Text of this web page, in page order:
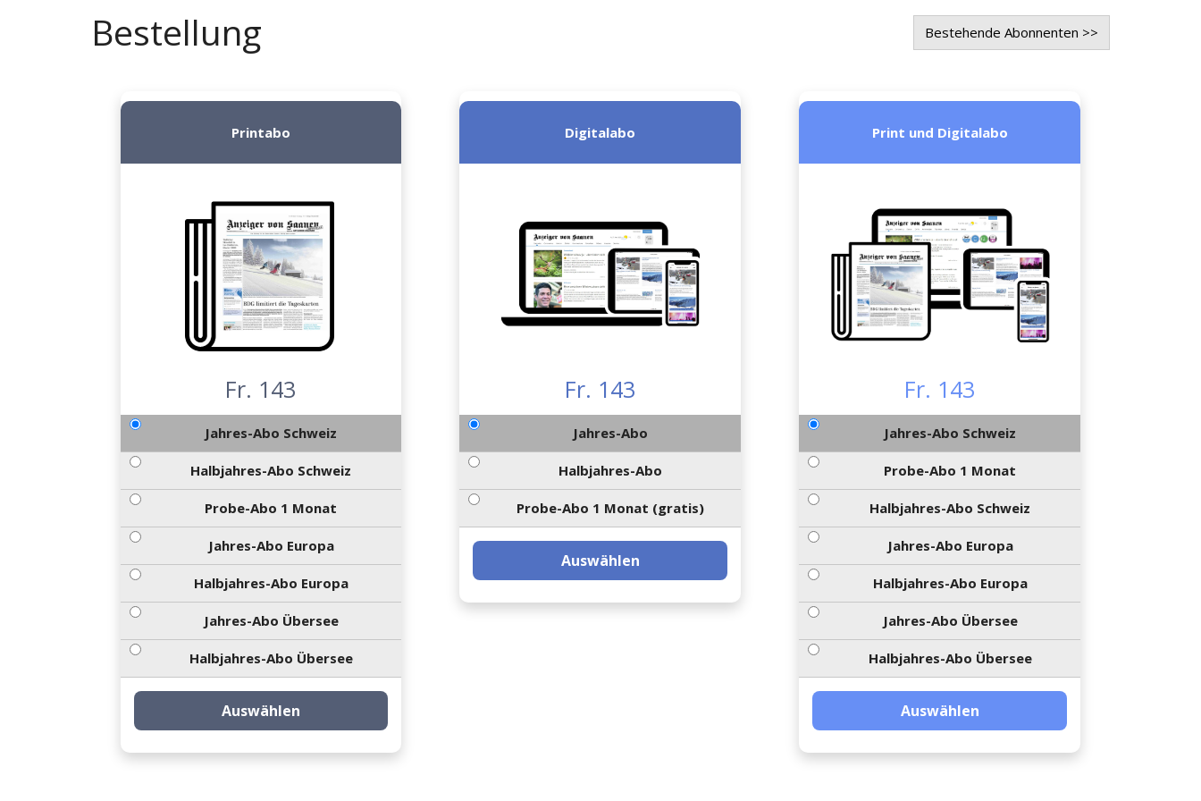
Bestellung Bestehende Abonnenten >>
Printabo
Fr. 143
Jahres-Abo Schweiz
Halbjahres-Abo Schweiz
Probe-Abo 1 Monat
Jahres-Abo Europa
Halbjahres-Abo Europa
Jahres-Abo Übersee
Halbjahres-Abo Übersee
Auswählen
Digitalabo
Fr. 143
Jahres-Abo
Halbjahres-Abo
Probe-Abo 1 Monat (gratis)
Auswählen
Print und Digitalabo
Fr. 143
Jahres-Abo Schweiz
Probe-Abo 1 Monat
Halbjahres-Abo Schweiz
Jahres-Abo Europa
Halbjahres-Abo Europa
Jahres-Abo Übersee
Halbjahres-Abo Übersee
Auswählen